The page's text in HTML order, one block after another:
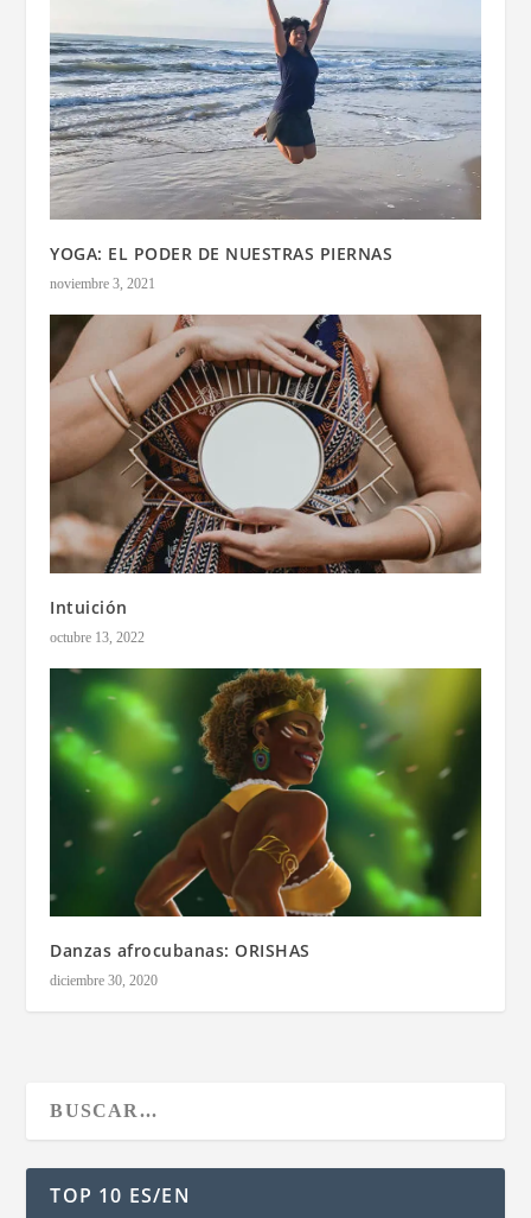
YOGA: EL PODER DE NUESTRAS PIERNAS
noviembre 3, 2021
Intuición
octubre 13, 2022
Danzas afrocubanas: ORISHAS
diciembre 30, 2020
TOP 10 ES/EN